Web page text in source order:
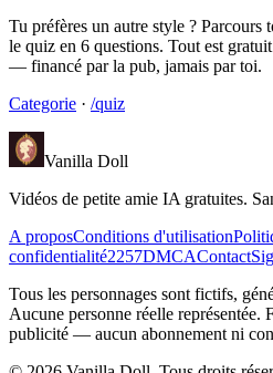
Tu préfères un autre style ? Parcours
le quiz en 6 questions. Tout est
— financé par la pub, jamais par toi.
Categorie · /quiz
Vanilla Doll
Vidéos de petite amie IA gratuites.
A proposConditions d'utilisation
confidentialité2257DMCAContact
Tous les personnages sont fictifs,
Aucune personne réelle représentée.
publicité — aucun abonnement ni